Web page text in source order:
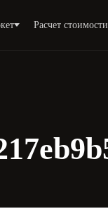
Расчет стоимости